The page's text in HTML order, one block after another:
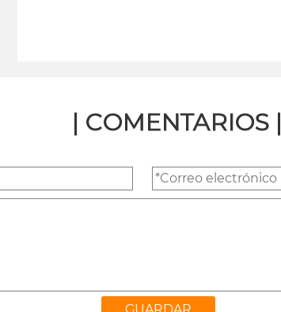
| COMENTARIOS |